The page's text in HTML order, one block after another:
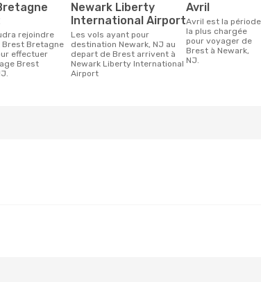
Brest Bretagne
effectuer
Brest
Newark Liberty
International Airport
Les vols ayant pour
destination Newark, NJ au
depart de Brest arrivent à
Newark Liberty International
Airport
avril
avril est la période
la plus chargée
pour voyager de
Brest à Newark,
NJ.